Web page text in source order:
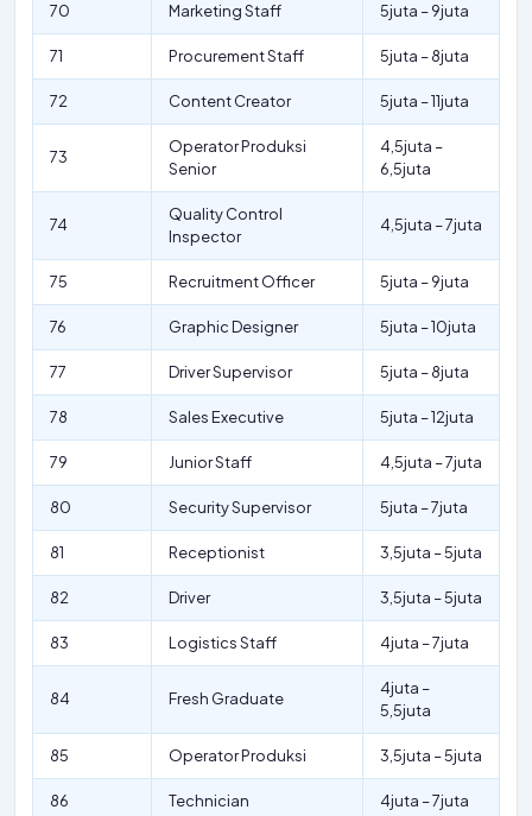
70 Marketing Staff 5juta – 9juta
71 Procurement Staff 5juta – 8juta
72 Content Creator 5juta – 11juta
73
Operator Produksi
Senior
4,5juta –
6,5juta
74
Quality Control
Inspector
4,5juta – 7juta
75 Recruitment Officer 5juta – 9juta
76 Graphic Designer 5juta – 10juta
77 Driver Supervisor 5juta – 8juta
78 Sales Executive 5juta – 12juta
79 Junior Staff 4,5juta – 7juta
80 Security Supervisor 5juta – 7juta
81 Receptionist 3,5juta – 5juta
82 Driver 3,5juta – 5juta
83 Logistics Staff 4juta – 7juta
84 Fresh Graduate
4juta –
5,5juta
85 Operator Produksi 3,5juta – 5juta
86 Technician 4juta – 7juta